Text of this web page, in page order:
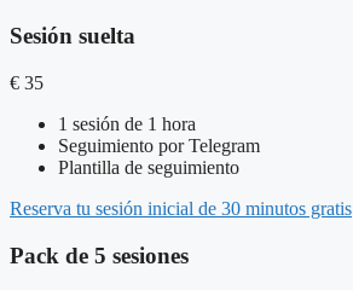
Sesión suelta
€ 35
1 sesión de 1 hora
Seguimiento por Telegram
Plantilla de seguimiento
Reserva tu sesión inicial de 30 minutos gratis
Pack de 5 sesiones